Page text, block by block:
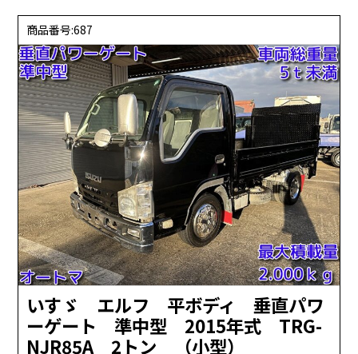
商品番号:687
いすゞ エルフ 平ボディ 垂直パワ
ーゲート 準中型 2015年式 TRG-
NJR85A 2トン （小型）